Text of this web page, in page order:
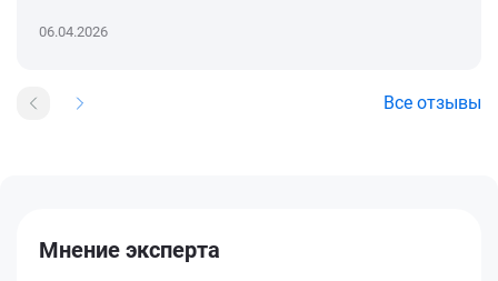
06.04.2026
Все отзывы
Мнение эксперта